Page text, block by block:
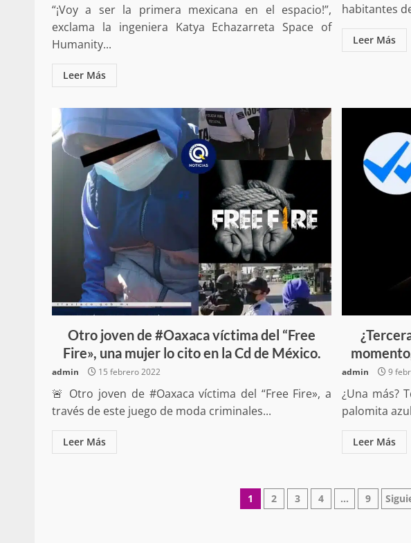
“¡Voy a ser la primera mexicana en el espacio!”,
exclama la ingeniera Katya Echazarreta Space of
Humanity...
Leer Más
habitantes
Leer Más
Otro joven de #Oaxaca víctima del “Free
Fire», una mujer lo cito en la Cd de México.
admin 15 febrero 2022
🚨 Otro joven de #Oaxaca víctima del “Free Fire», a
través de este juego de moda criminales...
Leer Más
admin 9
¿Una más?
palomita
Leer Más
Paginación
1 2 3 4 … 9
Se normaliza la circulación vehicular a la
altura del puente Templadera, San Pedro
Tapanatepec
22 octubre 2024
Secretaría de Gobierno refuerza
presencia institucional en San Juan
Mazatlán
Despliega Gabinete de Seguridad
operativos aéreos en la Sierra Sur